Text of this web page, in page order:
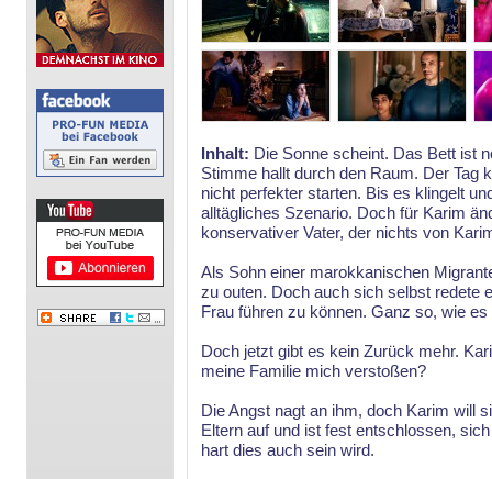
Inhalt: Die Sonne scheint. Das Bett ist
Stimme hallt durch den Raum. Der Tag
nicht perfekter starten. Bis es klingelt
alltägliches Szenario. Doch für Karim
konservativer Vater, der nichts von
Als Sohn einer marokkanischen
zu outen. Doch auch sich selbst redete
Frau führen zu können. Ganz so, wie
Doch jetzt gibt es kein Zurück mehr.
meine Familie mich verstoßen?
Die Angst nagt an ihm, doch Karim will
Eltern auf und ist fest entschlossen,
hart dies auch sein wird.